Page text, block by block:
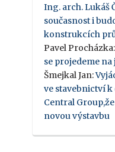
Ing. arch. Lukáš
současnost i
konstrukcích
Pavel Procházka:
se projedeme na
Šmejkal Jan:
ve stavebnictví
Central
novou výstavbu